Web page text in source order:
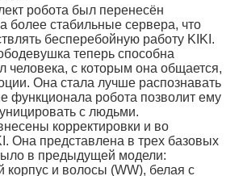
робота был перенесён
более стабильные сервера, что
бесперебойную работу KIKI.
теперь способна
человека, с которым она общается,
Она стала лучше распознавать
функционала робота позволит ему
с людьми.
корректировки и во
Она представлена в трех базовых
в предыдущей модели:
корпус и волосы (WW), белая с